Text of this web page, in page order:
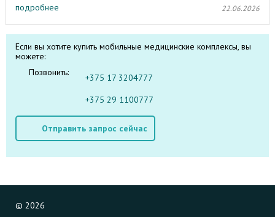
подробнее
22.06.2026
Если вы хотите купить мобильные медицинские комплексы, вы
можете:
Позвонить:
+375 17 3204777
+375 29 1100777
Отправить запрос сейчас
© 2026